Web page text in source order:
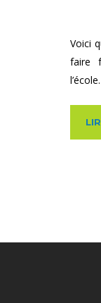
Voici
faire
l’école.